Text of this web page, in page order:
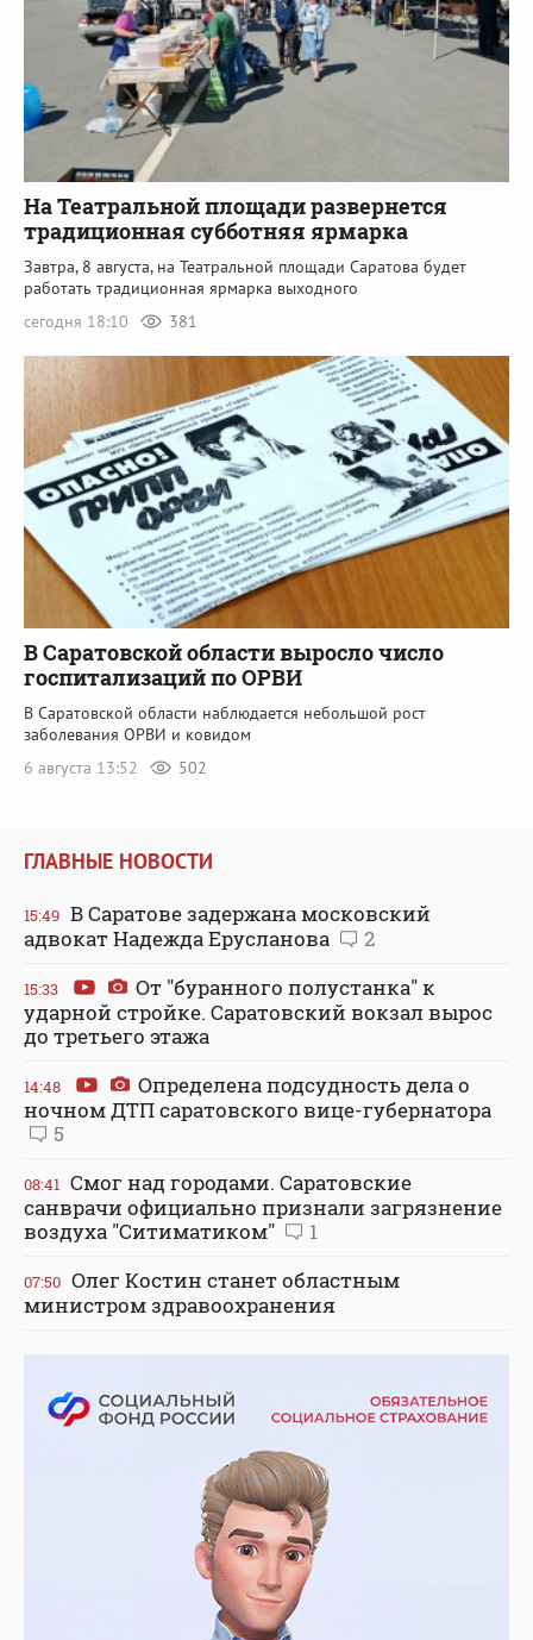
На Театральной площади развернется
традиционная субботняя ярмарка
Завтра, 8 августа, на Театральной площади Саратова будет
работать традиционная ярмарка выходного
сегодня 18:10
381
В Саратовской области выросло число
госпитализаций по ОРВИ
В Саратовской области наблюдается небольшой рост
заболевания ОРВИ и ковидом
6 августа 13:52
502
ГЛАВНЫЕ НОВОСТИ
15:49 В Саратове задержана московский
адвокат Надежда Ерусланова
2
15:33
От "буранного полустанка" к
ударной стройке. Саратовский вокзал вырос
до третьего этажа
14:48
Определена подсудность дела о
ночном ДТП саратовского вице-губернатора
5
08:41 Смог над городами. Саратовские
санврачи официально признали загрязнение
воздуха "Ситиматиком"
1
07:50 Олег Костин станет областным
министром здравоохранения